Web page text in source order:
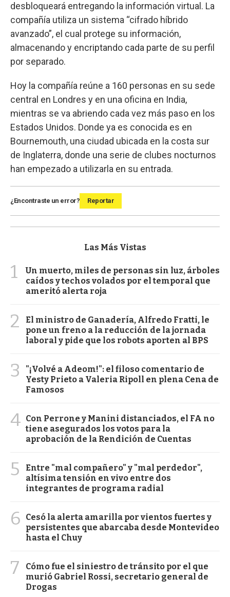
desbloqueará entregando la información virtual. La
compañía utiliza un sistema “cifrado híbrido
avanzado”, el cual protege su información,
almacenando y encriptando cada parte de su perfil
por separado.
Hoy la compañía reúne a 160 personas en su sede
central en Londres y en una oficina en India,
mientras se va abriendo cada vez más paso en los
Estados Unidos. Donde ya es conocida es en
Bournemouth, una ciudad ubicada en la costa sur
de Inglaterra, donde una serie de clubes nocturnos
han empezado a utilizarla en su entrada.
¿Encontraste un error? Reportar
Las Más Vistas
1
Un muerto, miles de personas sin luz, árboles
caídos y techos volados por el temporal que
ameritó alerta roja
2
El ministro de Ganadería, Alfredo Fratti, le
pone un freno a la reducción de la jornada
laboral y pide que los robots aporten al BPS
3
"¡Volvé a Adeom!": el filoso comentario de
Yesty Prieto a Valeria Ripoll en plena Cena de
Famosos
4 Con Perrone y Manini distanciados, el FA no
tiene asegurados los votos para la
aprobación de la Rendición de Cuentas
5
Entre "mal compañero" y "mal perdedor",
altísima tensión en vivo entre dos
integrantes de programa radial
6
Cesó la alerta amarilla por vientos fuertes y
persistentes que abarcaba desde Montevideo
hasta el Chuy
7
Cómo fue el siniestro de tránsito por el que
murió Gabriel Rossi, secretario general de
Drogas